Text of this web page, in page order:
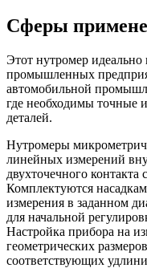
Сферы
Этот нутромер идеально
промышленных
автомобильной
где необходимы точные
деталей.
Нутромеры
линейных измерений
двухточечного
Комплектуются
измерения в заданном
для начальной
Настройка прибора на
геометрических
соответствующих